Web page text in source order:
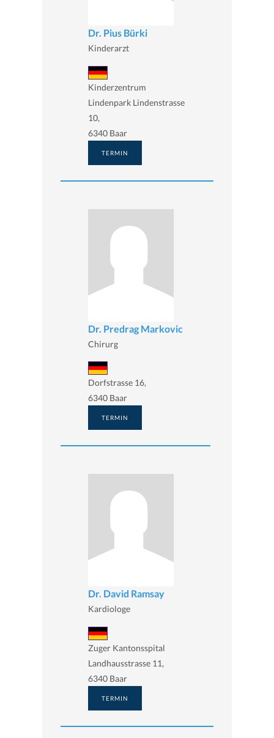
Dr. Pius Bürki
Kinderarzt
Kinderzentrum
Lindenpark Lindenstrasse
10,
6340 Baar
TERMIN
Dr. Predrag Markovic
Chirurg
Dorfstrasse 16,
6340 Baar
TERMIN
Dr. David Ramsay
Kardiologe
Zuger Kantonsspital
Landhausstrasse 11,
6340 Baar
TERMIN